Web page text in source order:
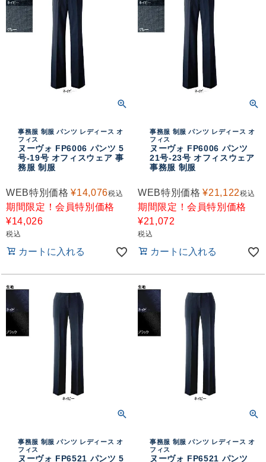
事務服 制服 パンツ レディース オ
フィス
ヌーヴォ FP6006 パンツ 5
号-19号 オフィスウェア 事
務服 制服
WEB特別価格 ¥14,076税込
期間限定！会員特別価格
¥14,026
税込
カートに入れる
事務服 制服 パンツ レディース オ
フィス
ヌーヴォ FP6006 パンツ
21号-23号 オフィスウェア
事務服 制服
WEB特別価格 ¥21,122税込
期間限定！会員特別価格
¥21,072
税込
カートに入れる
事務服 制服 パンツ レディース オ
フィス
ヌーヴォ FP6521 パンツ 5
事務服 制服 パンツ レディース オ
フィス
ヌーヴォ FP6521 パンツ